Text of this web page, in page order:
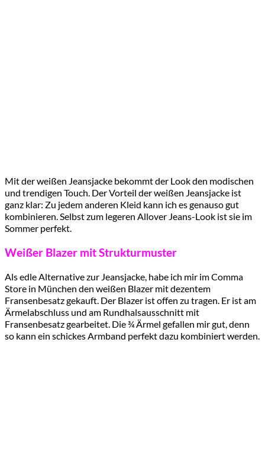
Mit der weißen Jeansjacke bekommt der Look den modischen
und trendigen Touch. Der Vorteil der weißen Jeansjacke ist
ganz klar: Zu jedem anderen Kleid kann ich es genauso gut
kombinieren. Selbst zum legeren Allover Jeans-Look ist sie im
Sommer perfekt.
Weißer Blazer mit Strukturmuster
Als edle Alternative zur Jeansjacke, habe ich mir im Comma
Store in München den weißen Blazer mit dezentem
Fransenbesatz gekauft. Der Blazer ist offen zu tragen. Er ist am
Ärmelabschluss und am Rundhalsausschnitt mit
Fransenbesatz gearbeitet. Die ¾ Ärmel gefallen mir gut, denn
so kann ein schickes Armband perfekt dazu kombiniert werden.